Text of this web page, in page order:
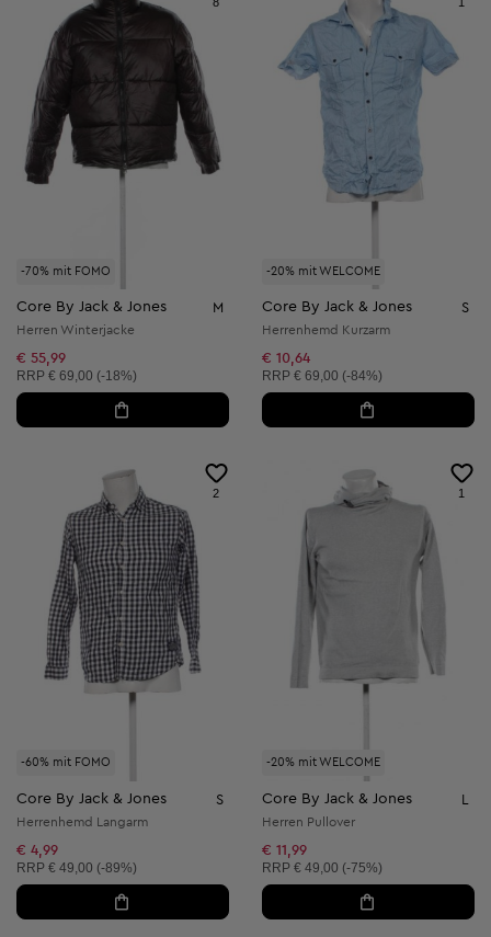
-70% mit FOMO
Core By Jack & Jones M
Herren Winterjacke
€ 55,99
Unverbindliche Preisempfehlung:
RRP € 69,00 (-18%)
-20% mit WELCOME
Core By Jack & Jones S
Herrenhemd Kurzarm
€ 10,64
Unverbindliche Preisempfehlung:
RRP € 69,00 (-84%)
-60% mit FOMO
2
Core By Jack & Jones S
Herrenhemd Langarm
€ 4,99
Unverbindliche Preisempfehlung:
RRP € 49,00 (-89%)
-20% mit WELCOME
1
Core By Jack & Jones L
Herren Pullover
€ 11,99
Unverbindliche Preisempfehlung:
RRP € 49,00 (-75%)